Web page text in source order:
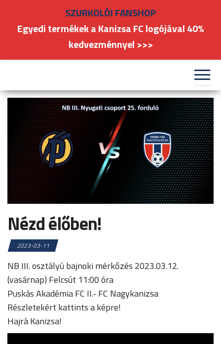
FC
#kanizsafoci
Nézd élőben!
2023-03-11
NB III. osztályú bajnoki mérkőzés 2023.03.12.
(vasárnap) Felcsút 11:00 óra
Puskás Akadémia FC II.- FC Nagykanizsa
Részletekért kattints a képre!
Hajrá Kanizsa!
SZURKOLÓI FANSHOP
Egyedi termékek a Kanizsa FC logójával 40%
kedvezménnyel >>>